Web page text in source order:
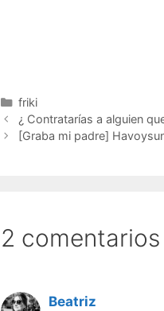
Categorías
friki
¿ Contratarías a alguien
[Graba mi padre]
2 comentarios
Beatriz